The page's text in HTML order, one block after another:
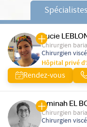
Spécialistes
Lucie
Chirurgien
Chirurgien
Hôpital privé
Rendez-vous
Aminah EL
Chirurgien
Chirurgien